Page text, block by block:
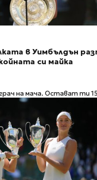
в Уимбълдън
си майка
на мача. Остават ти